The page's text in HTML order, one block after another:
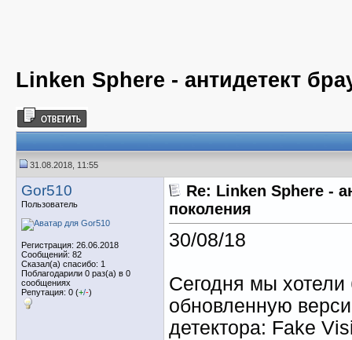
Linken Sphere - антидетект
31.08.2018, 11:55
Gor510
Пользователь
Регистрация: 26.06.2018
Сообщений: 82
Сказал(а) спасибо: 1
Поблагодарили 0 раз(а) в 0
сообщениях
Репутация: 0 (+/-)
Re: Linken Sphere -
поколения
30/08/18
Сегодня мы хотели
обновленную
детектора: Fake